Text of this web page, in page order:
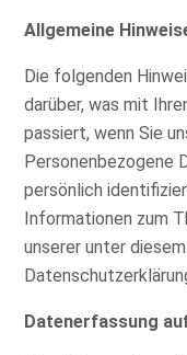
Allgemeine
Die folgenden
darüber, was mit
passiert, wenn Sie
Personenbezogene
persönlich
Informationen zum
unserer unter
Datenerfassung